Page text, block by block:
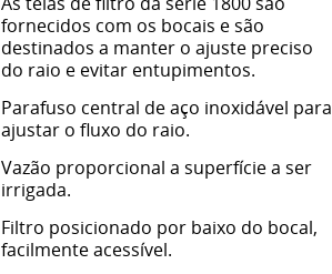
fornecidos com os bocais e são
destinados a manter o ajuste preciso
do raio e evitar entupimentos.
Parafuso central de aço inoxidável para
ajustar o fluxo do raio.
Vazão proporcional a superfície a ser
irrigada.
Filtro posicionado por baixo do bocal,
facilmente acessível.